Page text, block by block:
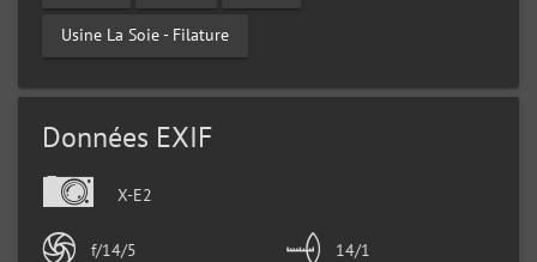
Usine La Soie - Filature
Données EXIF
X-E2
f/14/5 14/1